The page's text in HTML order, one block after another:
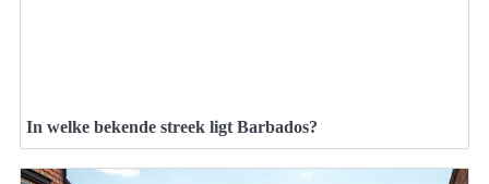
In welke bekende streek ligt Barbados?